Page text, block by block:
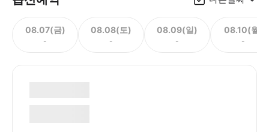
08.07(금)
-
08.08(토)
-
08.09(일)
-
08.10(월)
-